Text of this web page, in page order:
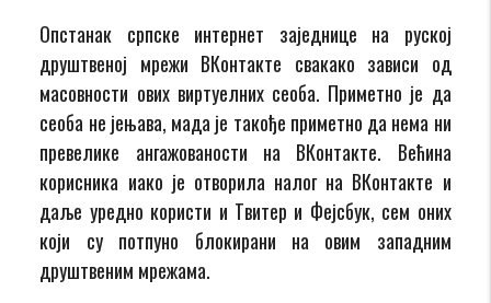
Опстанак српске интернет заједнице на руској
друштвеној мрежи ВКонтакте свакако зависи од
масовности ових виртуелних сеоба. Приметно је да
сеоба не јењава, мада је такође приметно да нема ни
превелике ангажованости на ВКонтакте. Већина
корисника иако је отворила налог на ВКонтакте и
даље уредно користи и Твитер и Фејсбук, сем оних
који су потпуно блокирани на овим западним
друштвеним мрежама.